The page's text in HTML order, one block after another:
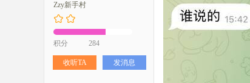
Zzy新手村
积分 284
收听TA 发消息